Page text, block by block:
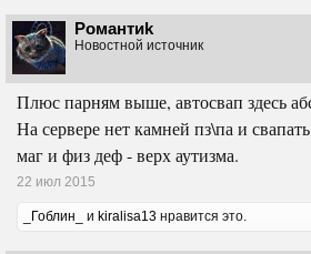
Pомантиk
Новостной источник
Плюс парням выше, автосвап здесь
На сервере нет камней пз\па и
маг и физ деф - верх аутизма.
22 июл 2015
_Гоблин_ и kiralisa13 нравится это.